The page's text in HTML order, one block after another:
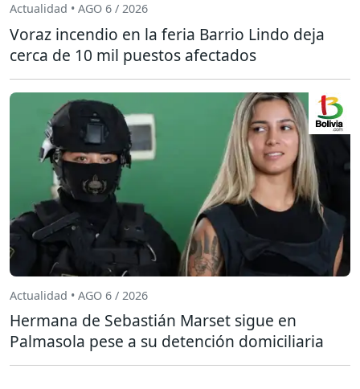
Actualidad • AGO 6 / 2026
Voraz incendio en la feria Barrio Lindo deja
cerca de 10 mil puestos afectados
Actualidad • AGO 6 / 2026
Hermana de Sebastián Marset sigue en
Palmasola pese a su detención domiciliaria